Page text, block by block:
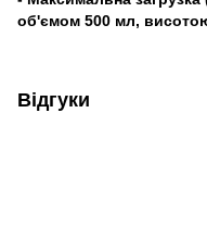
об'ємом 500 мл,
Відгуки